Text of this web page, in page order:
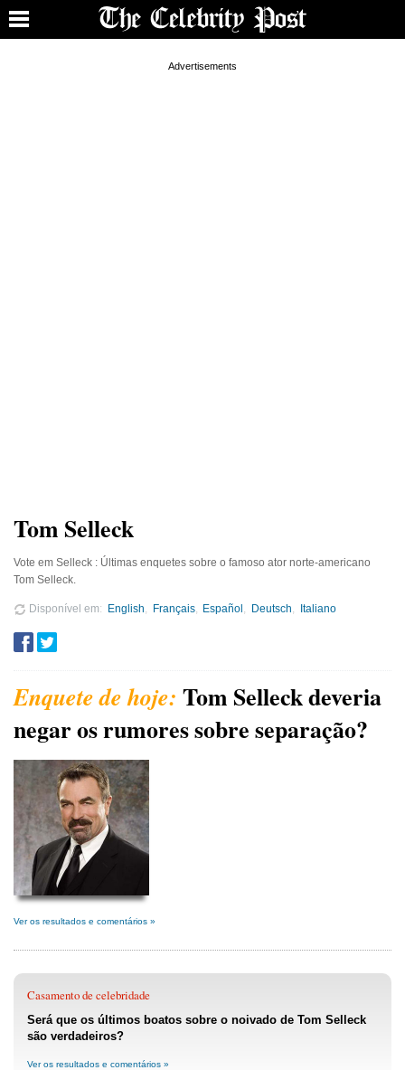
Tom Selleck
Vote em Selleck : Últimas enquetes sobre o famoso ator norte-americano
Tom Selleck.
Disponível em English Français Español Deutsch Italiano
Tom Selleck deveria
negar os rumores sobre separação?
Ver os resultados e comentários »
Casamento de celebridade
Será que os últimos boatos sobre o noivado de Tom Selleck
são verdadeiros?
Ver os resultados e comentários »